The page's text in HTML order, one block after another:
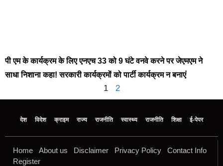
पी एम के कार्यक्रम के लिए एनएच 33 को 9 घंटे वनवे करने पर जेएमएम ने
साधा निशाना कहा! सरकारी कार्यक्रमों को पार्टी कार्यक्रम न बनाएं
1 2
देश विदेश क्राइम राज्य राजनीति स्वास्थ्य राजनीति शिक्षा ई-पेपर
Home About us Disclaimer Privacy Policy
Contact Info
Register